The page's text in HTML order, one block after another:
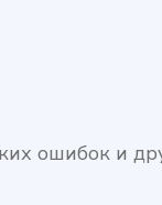
ошибок и